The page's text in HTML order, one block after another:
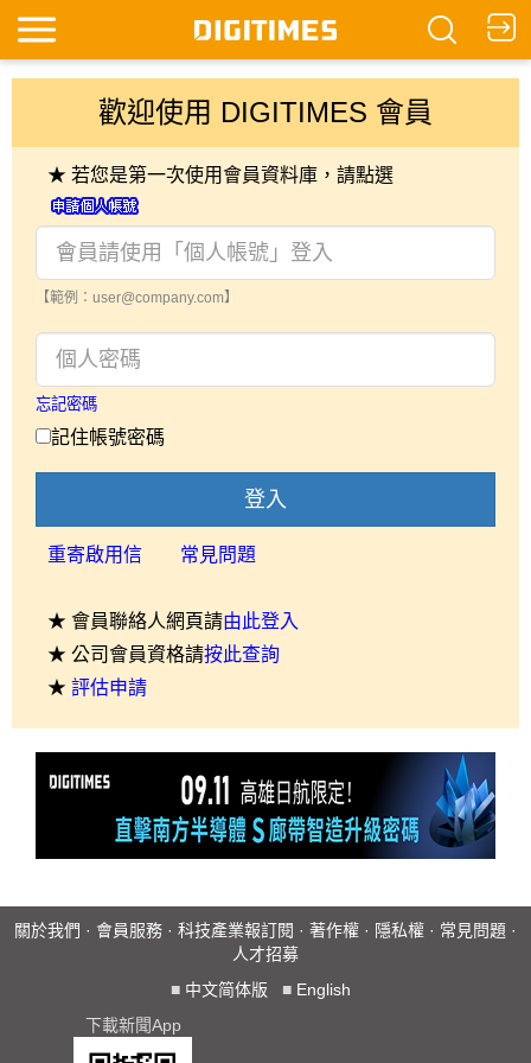
歡迎使用 DIGITIMES 會員
★ 若您是第一次使用會員資料庫，請點選
【範例：user@company.com】
忘記密碼
記住帳號密碼
登入
重寄啟用信 常見問題
★ 會員聯絡人網頁請由此登入
★ 公司會員資格請按此查詢
★ 評估申請
關於我們 · 會員服務 · 科技產業報訂閱 · 著作權 · 隱私權 · 常見問題 ·
人才招募
■ 中文简体版 ■ English
下載新聞App